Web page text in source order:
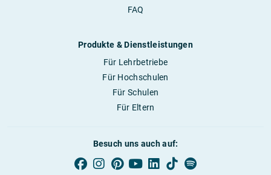
FAQ
Produkte & Dienstleistungen
Für Lehrbetriebe
Für Hochschulen
Für Schulen
Für Eltern
Besuch uns auch auf: